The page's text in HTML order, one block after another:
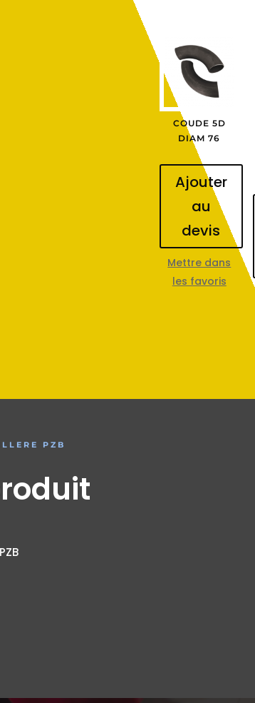
COUDE 5D
DIAM 76
Ajouter
au
devis
Mettre dans
les favoris
PZB